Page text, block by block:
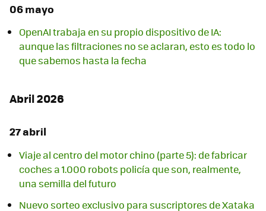
06 mayo
OpenAI trabaja en su propio dispositivo de IA:
aunque las filtraciones no se aclaran, esto es todo lo
que sabemos hasta la fecha
Abril 2026
27 abril
Viaje al centro del motor chino (parte 5): de fabricar
coches a 1.000 robots policía que son, realmente,
una semilla del futuro
Nuevo sorteo exclusivo para suscriptores de Xataka